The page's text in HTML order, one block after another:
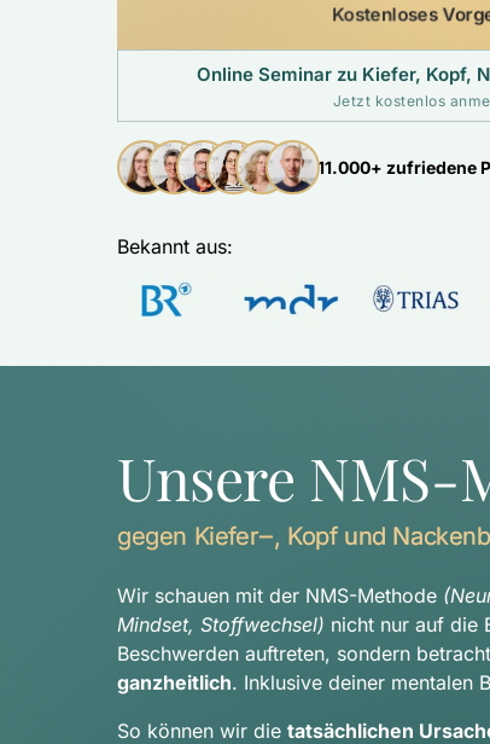
Kostenloses
Online Seminar zu Kiefer, Kopf,
Jetzt kostenlos
11.000+ zufriedene
Bekannt aus:
Unsere NMS-
gegen Kiefer‒, Kopf und
Wir schauen mit der NMS-Methode
Mindset, Stoffwechsel) nicht nur auf die
ganzheitlich. Inklusive deiner mentalen
So können wir die tatsächlichen